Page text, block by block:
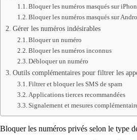
Bloquer les numéros masqués sur
Bloquer les numéros masqués sur
Gérer les numéros indésirables
Bloquer un numéro
Bloquer les numéros inconnus
Débloquer un numéro
Outils complémentaires pour filtrer les
Filtrer et bloquer les SMS de spam
Applications tierces recommandées
Signalement et mesures
Bloquer les numéros privés selon le type